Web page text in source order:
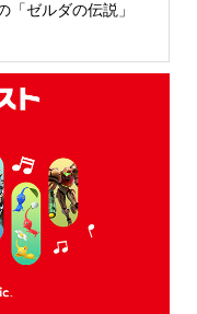
「ゼルダの伝説」